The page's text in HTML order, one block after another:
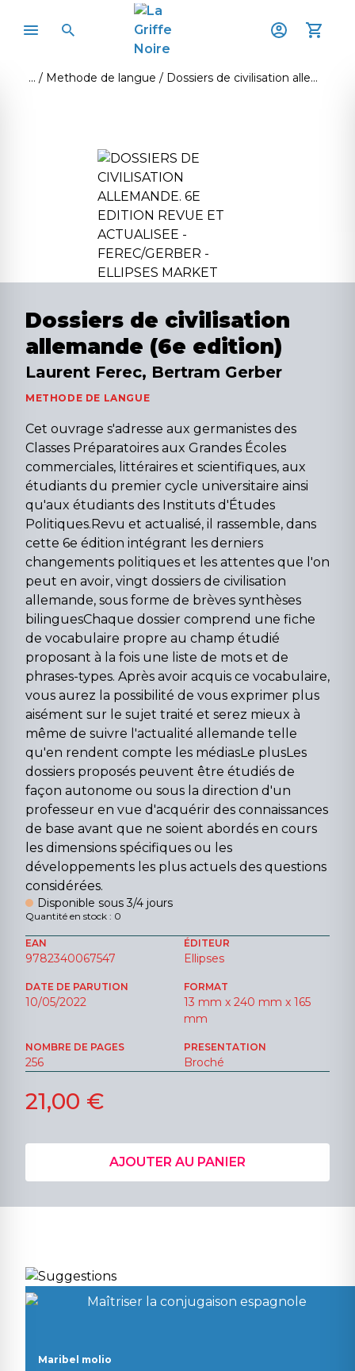
Methode de langue Dossiers de civilisation allemande (6e edition)
Dossiers de civilisation
allemande (6e edition)
Laurent Ferec, Bertram Gerber
METHODE DE LANGUE
Cet ouvrage s'adresse aux germanistes des
Classes Préparatoires aux Grandes Écoles
commerciales, littéraires et scientifiques, aux
étudiants du premier cycle universitaire ainsi
qu'aux étudiants des Instituts d'Études
Politiques.Revu et actualisé, il rassemble, dans
cette 6e édition intégrant les derniers
changements politiques et les attentes que l'on
peut en avoir, vingt dossiers de civilisation
allemande, sous forme de brèves synthèses
bilinguesChaque dossier comprend une fiche
de vocabulaire propre au champ étudié
proposant à la fois une liste de mots et de
phrases-types. Après avoir acquis ce vocabulaire,
vous aurez la possibilité de vous exprimer plus
aisément sur le sujet traité et serez mieux à
même de suivre l'actualité allemande telle
qu'en rendent compte les médiasLe plusLes
dossiers proposés peuvent être étudiés de
façon autonome ou sous la direction d'un
professeur en vue d'acquérir des connaissances
de base avant que ne soient abordés en cours
les dimensions spécifiques ou les
développements les plus actuels des questions
considérées.
Disponible sous 3/4 jours
Quantité en stock : 0
EAN
9782340067547
ÉDITEUR
Ellipses
DATE DE PARUTION
10/05/2022
FORMAT
13 mm x 240 mm x 165
mm
NOMBRE DE PAGES
256
PRESENTATION
Broché
21,00 €
AJOUTER AU PANIER
Maribel molio